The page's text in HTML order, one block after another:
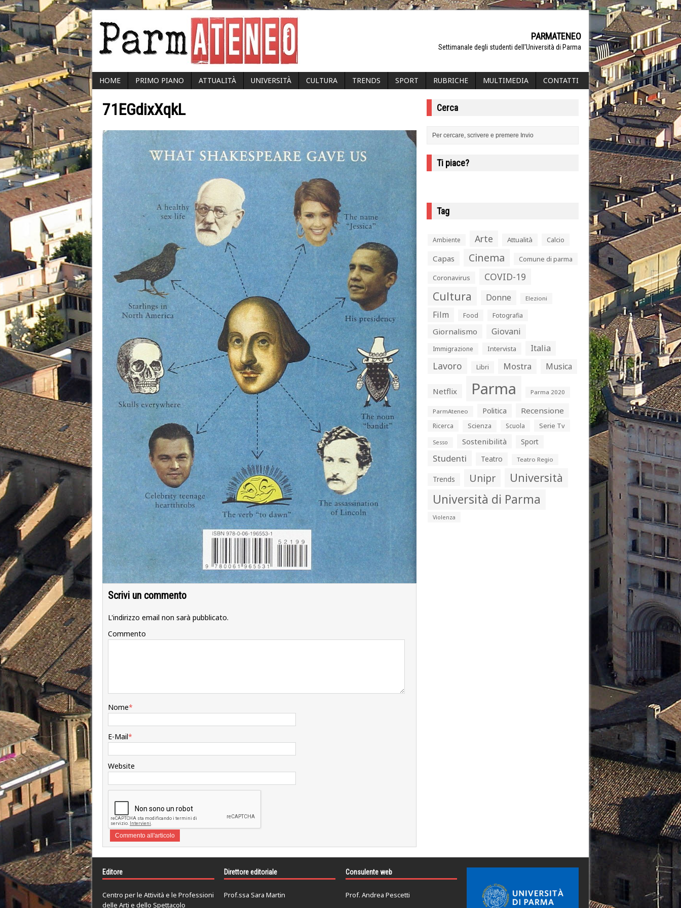
PARMATENEO
Settimanale degli studenti dell'Università di Parma
HOME PRIMO PIANO ATTUALITÀ UNIVERSITÀ CULTURA TRENDS SPORT RUBRICHE MULTIMEDIA CONTATTI
71EGdixXqkL
Scrivi un commento
L'indirizzo email non sarà pubblicato.
Commento
Nome*
E-Mail*
Website
Cerca
Ti piace?
Tag
Ambiente Arte Attualità Calcio
Capas Cinema Comune di parma
Coronavirus COVID-19
Cultura Donne Elezioni
Film Food Fotografia
Giornalismo Giovani
Immigrazione Intervista Italia
Lavoro Libri Mostra Musica
Netflix Parma Parma 2020
ParmAteneo Politica Recensione
Ricerca Scienza Scuola Serie Tv
Sesso Sostenibilità Sport
Studenti Teatro Teatro Regio
Trends Unipr Università
Università di Parma
Violenza
Editore
Centro per le Attività e le Professioni
delle Arti e dello Spettacolo
Direttore editoriale
Prof.ssa Sara Martin
Consulente web
Prof. Andrea Pescetti